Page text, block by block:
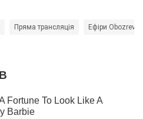
Пряма трансляція Ефіри